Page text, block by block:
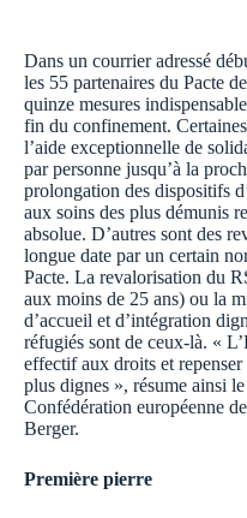
Dans un courrier adressé
les 55 partenaires du Pacte
quinze mesures
fin du confinement.
l’aide exceptionnelle de
par personne jusqu’à la
prolongation des dispositifs
aux soins des plus démunis
absolue. D’autres sont des
longue date par un certain
Pacte. La revalorisation du
aux moins de 25 ans) ou la
d’accueil et d’intégration
réfugiés sont de ceux-là. «
effectif aux droits et
plus dignes », résume ainsi
Confédération européenne
Berger.
Première pierre